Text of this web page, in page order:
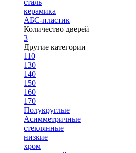
сталь
керамика
АБС-пластик
Количество дверей
3
Другие категории
110
130
140
150
160
170
Полукруглые
Асимметричные
стеклянные
низкие
хром